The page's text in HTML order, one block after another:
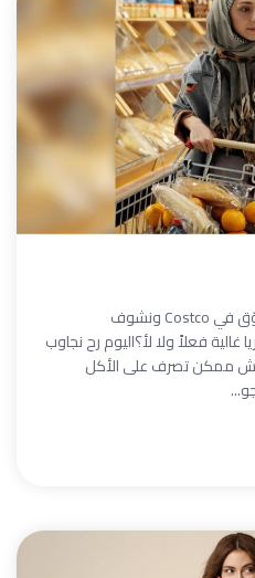
كوريا كتير غالية؟تعالوا نروح نتسوّق في Costco ونشوف
غالية فعلاً ولا لأ؟اليوم رح نجاوب
ممكن تصرف على الأكل